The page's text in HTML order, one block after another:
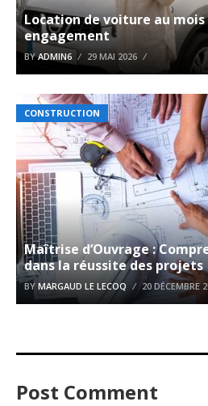
Location de voiture au
engagement
BYADMIN6 29 MAI 2026
CONSTRUCTION
Maîtrise d’Ouvrage :
dans la réussite des projets
BY MARGAUD LE LECOQ 20 DÉCEMBRE
Post Comment